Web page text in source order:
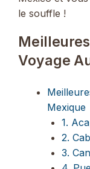
le souffle !
Voyage
Mexique
1.
2.
3.